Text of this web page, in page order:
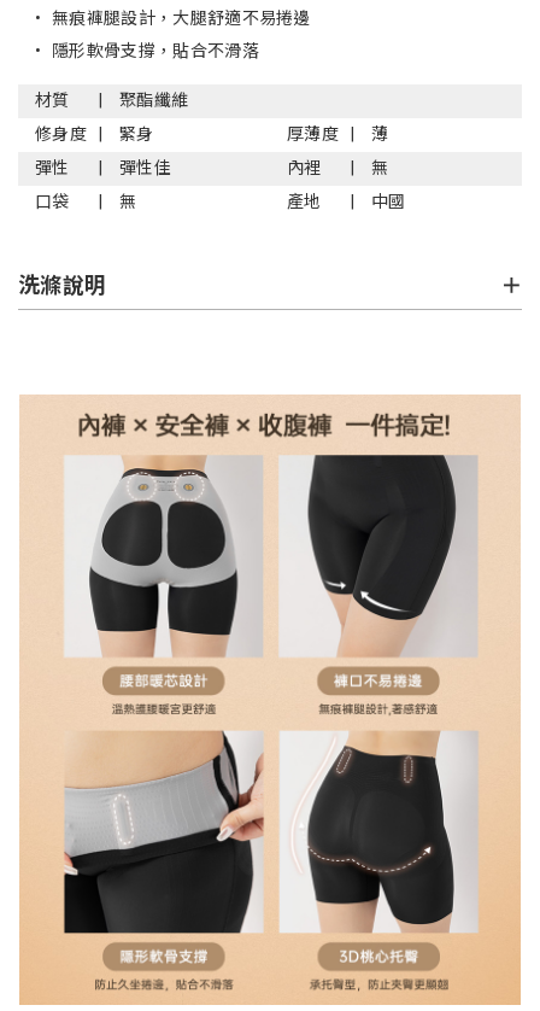
• 無痕褲腿設計，大腿舒適不易捲邊
• 隱形軟骨支撐，貼合不滑落
材質
聚酯纖維
修身度
緊身 厚薄度
薄
彈性
彈性佳 內裡
無
口袋
無 產地 中國
洗滌說明